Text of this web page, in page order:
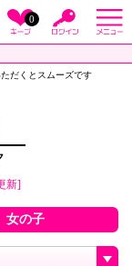
0
だくとスムーズです
新]
女の子